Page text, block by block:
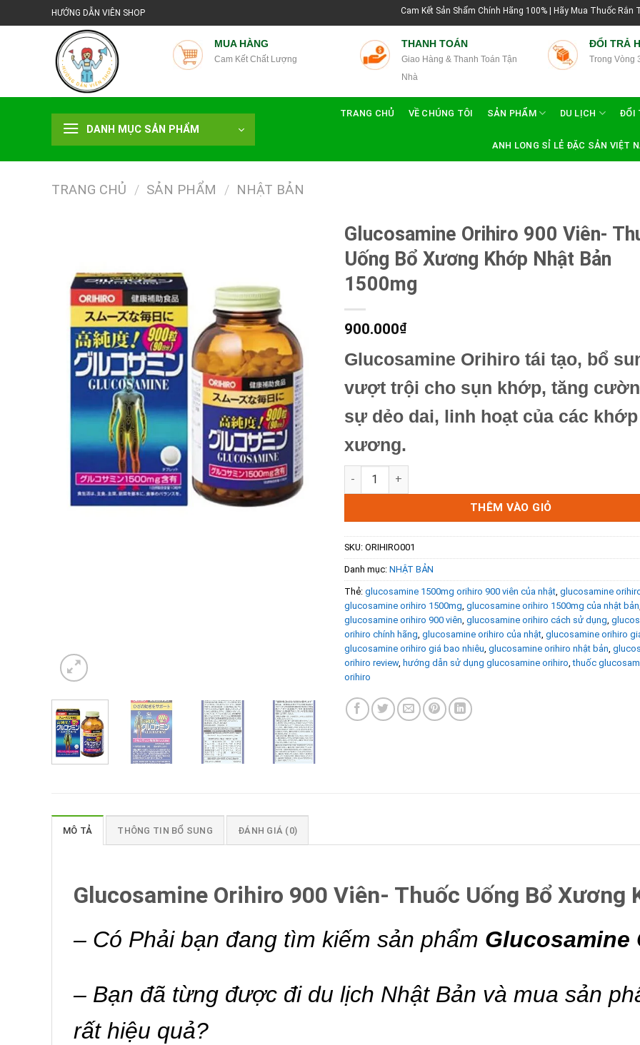
đến
HƯỚNG DẪN VIÊN SHOP Cam Kết Sản Shẩm Chính Hãng 100% | Hãy Mua Thuốc Rắn Thái
MUA HÀNG
Cam Kết Chất Lượng
THANH TOÁN
Giao Hàng & Thanh Toán Tận
Nhà
ĐỔI TRẢ
Trong Vòng
DANH MỤC SẢN PHẨM
TRANG CHỦ VỀ CHÚNG TÔI SẢN PHẨM DU LỊCH ĐỔI
ANH LONG SỈ LẺ ĐẶC SẢN VIỆT
TRANG CHỦ / SẢN PHẨM / NHẬT BẢN
Glucosamine Orihiro 900 Viên-
Uống Bổ Xương Khớp Nhật Bản
1500mg
900.000₫
Glucosamine Orihiro tái tạo, bổ
vượt trội cho sụn khớp, tăng
sự dẻo dai, linh hoạt của các khớp
xương.
Glucosamine Orihiro 900 Viên- Thuốc Uống Bổ Xương
THÊM VÀO GIỎ
SKU: ORIHIRO001
Danh mục: NHẬT BẢN
Thẻ: glucosamine 1500mg orihiro 900 viên của nhật, glucosamine
glucosamine orihiro 1500mg, glucosamine orihiro 1500mg của nhật bản
glucosamine orihiro 900 viên, glucosamine orihiro cách sử dụng,
orihiro chính hãng, glucosamine orihiro của nhật, glucosamine orihiro
glucosamine orihiro giá bao nhiêu, glucosamine orihiro nhật bản,
orihiro review, hướng dẫn sử dụng glucosamine orihiro,thuốc
orihiro
MÔ TẢ THÔNG TIN BỔ SUNG ĐÁNH GIÁ (0)
Glucosamine Orihiro 900 Viên- Thuốc Uống Bổ Xương
– Có Phải bạn đang tìm kiếm sản phẩm Glucosamine
– Bạn đã từng được đi du lịch Nhật Bản và mua sản
rất hiệu quả?